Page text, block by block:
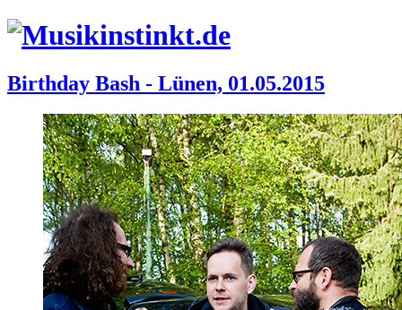
Birthday Bash - Lünen, 01.05.2015